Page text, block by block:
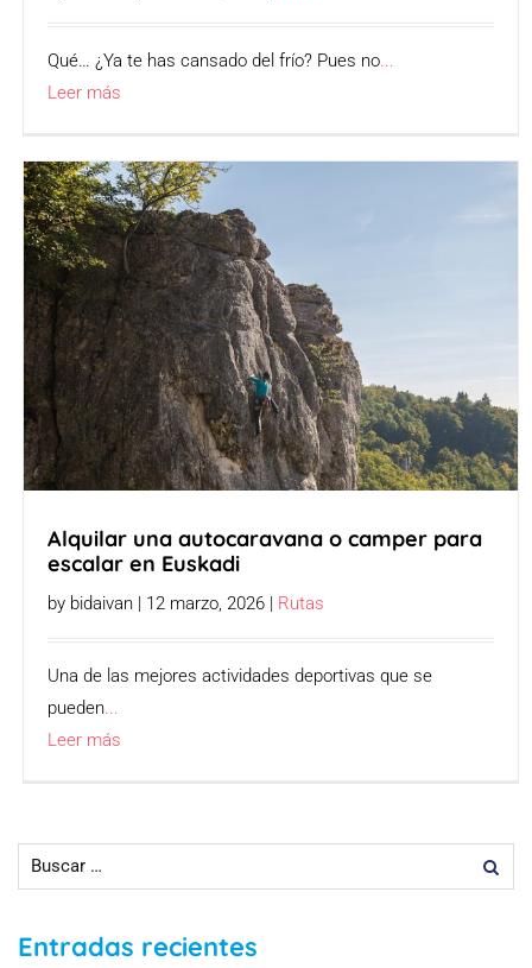
Qué… ¿Ya te has cansado del frío? Pues no...
Leer más
Alquilar una autocaravana o camper para
escalar en Euskadi
by bidaivan | 12 marzo, 2026 | Rutas
Una de las mejores actividades deportivas que se
pueden...
Leer más
Entradas recientes